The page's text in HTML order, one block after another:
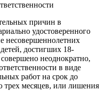
причин в
удостоверенного
несовершеннолетних
достигших 18-
совершено неоднократно,
в виде
работ на срок до
трех месяцев, или лишения